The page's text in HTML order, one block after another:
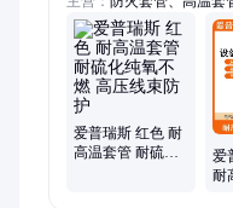
玻纤套管、玻璃纤维套管
扣式防火套管、硅胶套管
防火保温罩
爱普瑞斯 红色 耐
高温套管 耐硫化
爱
耐